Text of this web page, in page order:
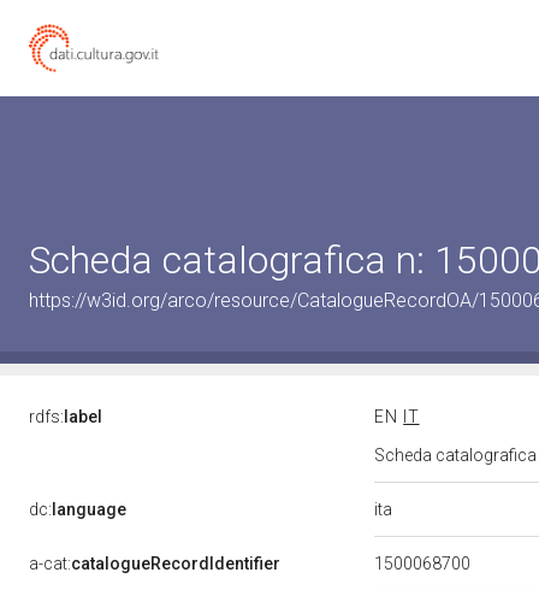
Scheda catalografica n:
https://w3id.org/arco/resource/CatalogueRecordOA/
rdfs: label EN
IT
Scheda
dc: language ita
a-cat:catalogueRecordIdentifier 1500068700